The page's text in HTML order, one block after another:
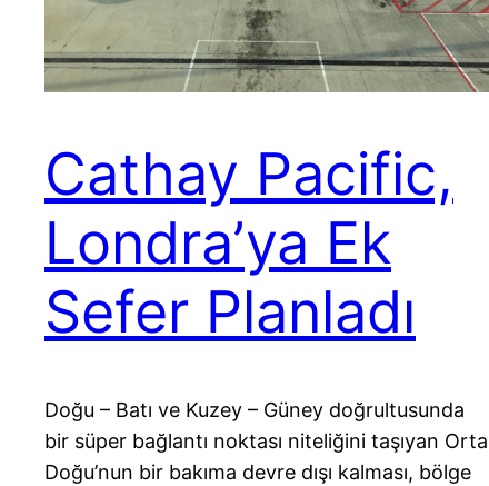
Cathay Pacific,
Londra’ya Ek
Sefer Planladı
Doğu – Batı ve Kuzey – Güney doğrultusunda
bir süper bağlantı noktası niteliğini taşıyan Orta
Doğu’nun bir bakıma devre dışı kalması, bölge